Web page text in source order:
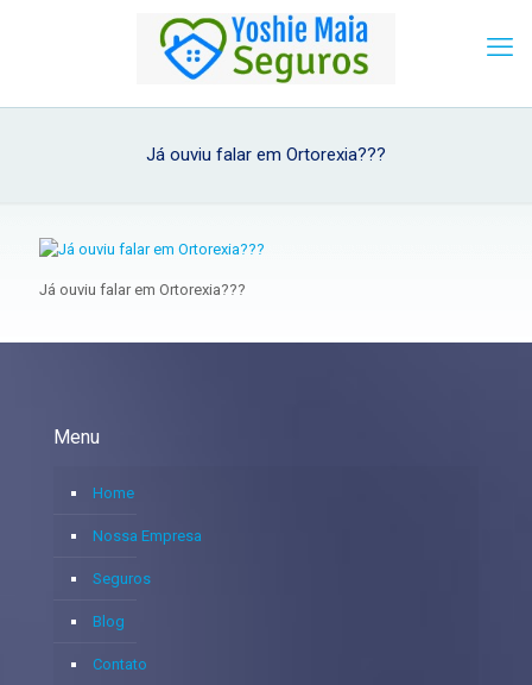
Já ouviu falar em Ortorexia???
Já ouviu falar em Ortorexia???
Menu
Home
Nossa Empresa
Seguros
Blog
Contato